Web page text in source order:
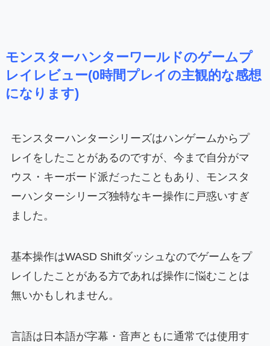
モンスターハンターワールドのゲームプ
レイレビュー(0時間プレイの主観的な感想
になります)
モンスターハンターシリーズはハンゲームからプ
レイをしたことがあるのですが、今まで自分がマ
ウス・キーボード派だったこともあり、モンスタ
ーハンターシリーズ独特なキー操作に戸惑いすぎ
ました。
基本操作はWASD Shiftダッシュなのでゲームをプ
レイしたことがある方であれば操作に悩むことは
無いかもしれません。
言語は日本語が字幕・音声ともに通常では使用す